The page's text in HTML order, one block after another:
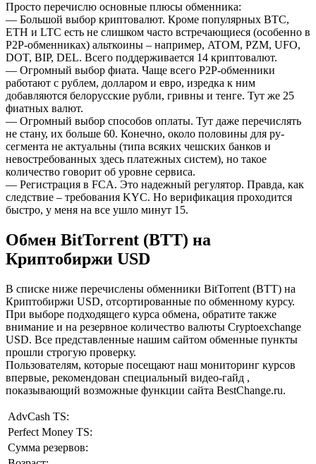
Просто перечислю основные плюсы обменника:
— Большой выбор криптовалют. Кроме популярных ВТС,
ЕТН и LTC есть не слишком часто встречающиеся (особенно в
Р2Р-обменниках) альткоины – например, ATOM, PZM, UFO,
DOT, BIP, DEL. Всего поддерживается 14 криптовалют.
— Огромный выбор фиата. Чаще всего Р2Р-обменники
работают с рублем, долларом и евро, изредка к ним
добавляются белорусские рубли, гривны и тенге. Тут же 25
фиатных валют.
— Огромный выбор способов оплаты. Тут даже перечислять
не стану, их больше 60. Конечно, около половины для ру-
сегмента не актуальны (типа всяких чешских банков и
невостребованных здесь платежных систем), но такое
количество говорит об уровне сервиса.
— Регистрация в FCA. Это надежный регулятор. Правда, как
следствие – требования KYC. Но верификация проходится
быстро, у меня на все ушло минут 15.
Обмен BitTorrent (BTT) на
Криптобиржи USD
В списке ниже перечислены обменники BitTorrent (BTT) на
Криптобиржи USD, отсортированные по обменному курсу.
При выборе подходящего курса обмена, обратите также
внимание и на резервное количество валюты Cryptoexchange
USD. Все представленные нашим сайтом обменные пункты
прошли строгую проверку.
Пользователям, которые посещают наш мониторинг курсов
впервые, рекомендован специальный видео-гайд ,
показывающий возможные функции сайта BestChange.ru.
AdvCash TS:
Perfect Money TS:
Сумма резервов: